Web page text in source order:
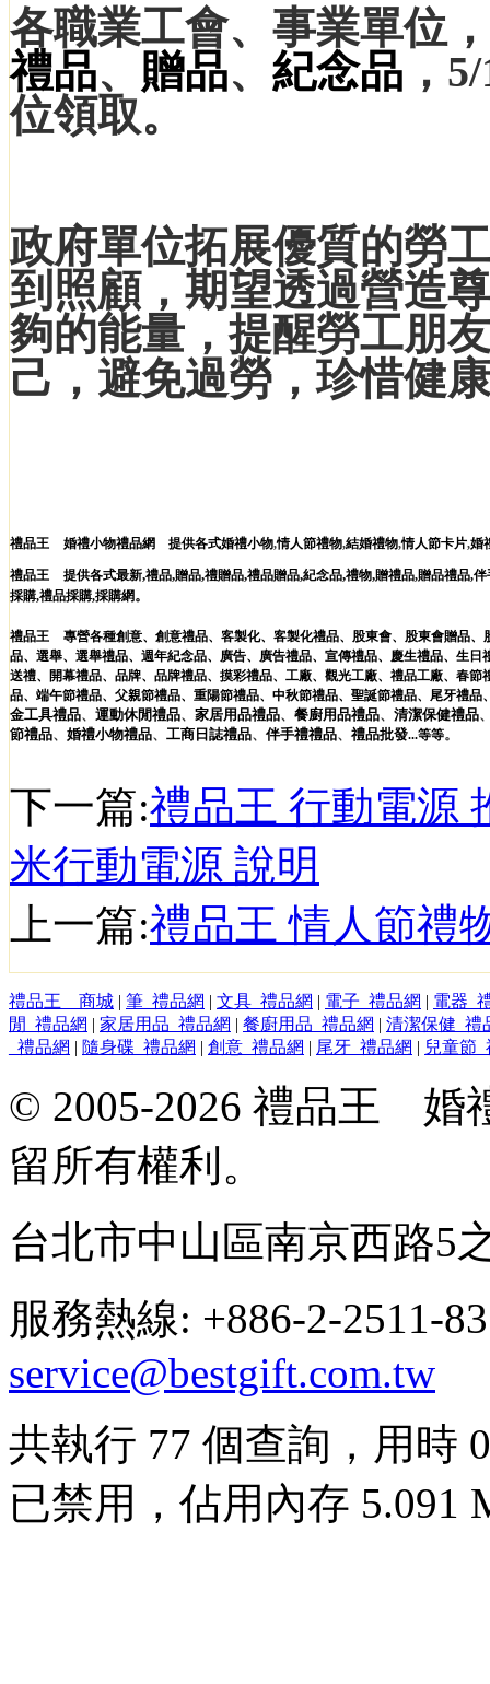
各職業工會、事業單位
禮品、 贈品、 紀念品 ，
位領取。
政府單位拓展優質的勞
到照顧，期望透過營造
夠的能量，提醒勞工朋
己，避免過勞，珍惜健
禮品王 婚禮小物禮品網 提供各式婚禮小物,情人節禮物,結婚禮物,情人節卡片,婚
禮品王 提供各式最新,禮品,贈品,禮贈品,禮品贈品,紀念品,禮物,贈禮品,贈品禮品,伴
採購,禮品採購,採購網。
禮品王 專營各種創意、 創意禮品、 客製化、 客製化禮品、 股東會、 股東會贈品、
品、 選舉、 選舉禮品、 週年紀念品、 廣告、 廣告禮品、 宣傳禮品、 慶生禮品、 生日
送禮、 開幕禮品、 品牌、 品牌禮品、 摸彩禮品、 工廠、 觀光工廠、 禮品工廠、 春節
品、 端午節禮品、 父親節禮品、 重陽節禮品、 中秋節禮品、 聖誕節禮品、 尾牙禮品
金工具禮品、 運動休閒禮品、 家居用品禮品、 餐廚用品禮品、 清潔保健禮品
節禮品、 婚禮小物禮品、 工商日誌禮品、 伴手禮禮品、 禮品批發...等等。
下一篇:禮品王 行動電源
米行動電源 說明
上一篇:禮品王 情人節禮
禮品王 商城 | 筆_禮品網 | 文具_禮品網 | 電子_禮品網 | 電器_
閒_禮品網 | 家居用品_禮品網 | 餐廚用品_禮品網 | 清潔保健_禮
_禮品網 | 隨身碟_禮品網 | 創意_禮品網 | 尾牙_禮品網 | 兒童節
© 2005-2026 禮品王 婚
留所有權利。
台北市中山區南京西路5
服務熱線: +886-2-
service@bestgift.com.tw
共執行 77 個查詢，用時
已禁用，佔用內存 5.091